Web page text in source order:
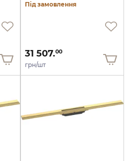
Під замовлення
31 507.00
грн/шт